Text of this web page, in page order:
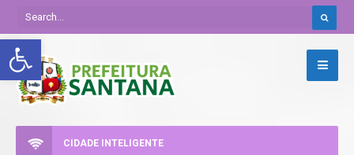
Abrir a barra de ferramentas
CIDADE INTELIGENTE